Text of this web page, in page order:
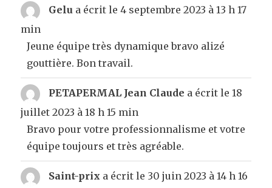
Gelu a écrit le 4 septembre 2023 à 13 h 17
min
Jeune équipe très dynamique bravo alizé
gouttière. Bon travail.
PETAPERMAL Jean Claude a écrit le 18
juillet 2023 à 18 h 15 min
Bravo pour votre professionnalisme et votre
équipe toujours et très agréable.
Saint-prix a écrit le 30 juin 2023 à 14 h 16